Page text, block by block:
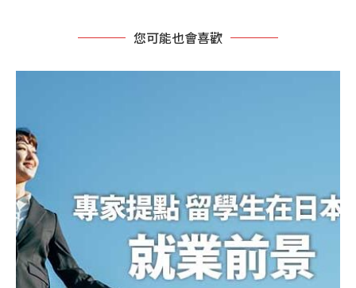
您可能也會喜歡